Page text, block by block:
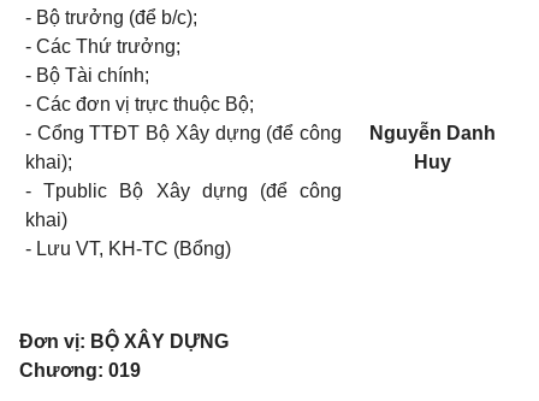
- Bộ trưởng (để b/c);
- Các Thứ trưởng;
- Bộ Tài chính;
- Các đơn vị trực thuộc Bộ;
- Cổng TTĐT Bộ Xây dựng (để công
khai);
- Tpublic Bộ Xây dựng (để công
khai)
- Lưu VT, KH-TC (Bổng)
Nguyễn Danh
Huy
Đơn vị: BỘ XÂY DỰNG
Chương: 019